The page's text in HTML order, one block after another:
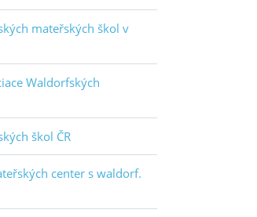
mateřských škol v
Waldorfských
škol ČR
center s waldorf.